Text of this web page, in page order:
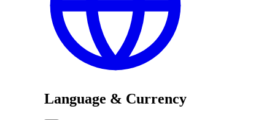
Language & Currency